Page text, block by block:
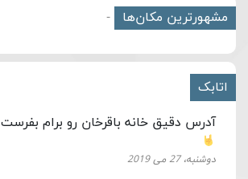
مشهورترین مکان‌ها -
اتابک
آدرس دقیق خانه باقرخان رو برام بفرست
دوشنبه، 27 می 2019